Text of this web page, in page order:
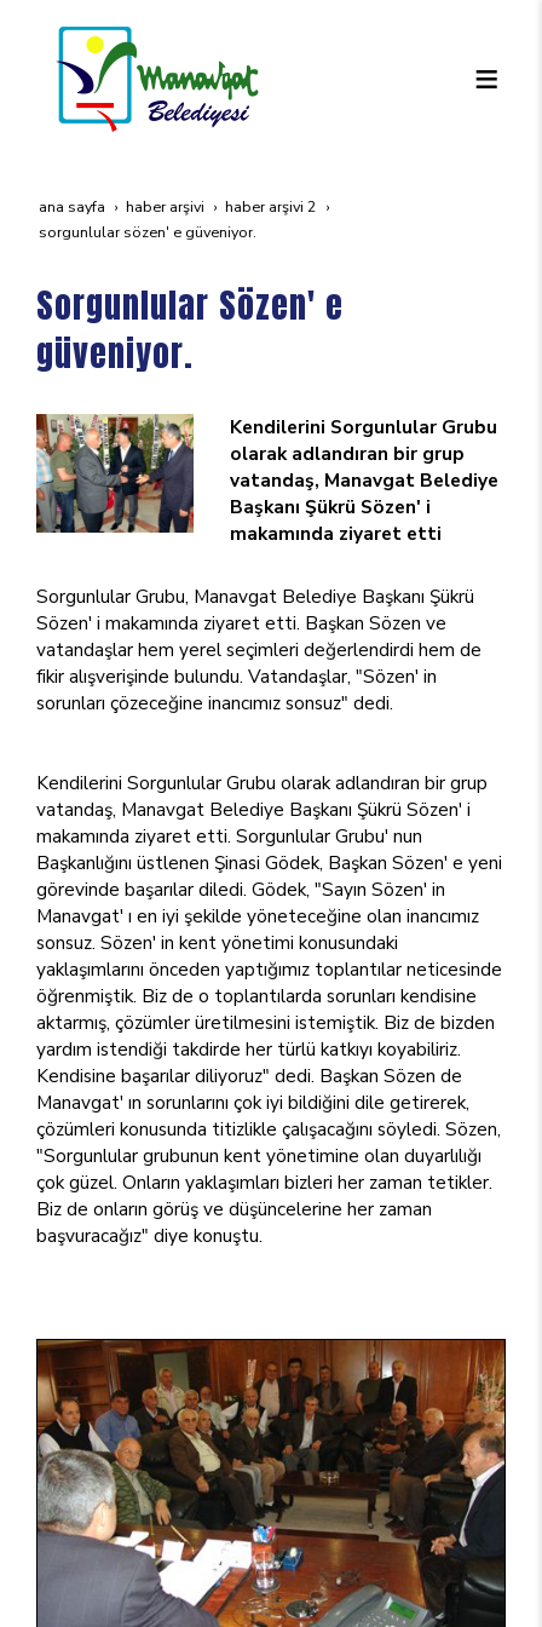
ana sayfa haber arşivi
haber arşivi 2
sorgunlular sözen' e güveniyor.
Sorgunlular Sözen' e
güveniyor.
Kendilerini Sorgunlular Grubu
olarak adlandıran bir grup
vatandaş, Manavgat Belediye
Başkanı Şükrü Sözen' i
makamında ziyaret etti
Sorgunlular Grubu, Manavgat Belediye Başkanı Şükrü
Sözen' i makamında ziyaret etti. Başkan Sözen ve
vatandaşlar hem yerel seçimleri değerlendirdi hem de
fikir alışverişinde bulundu. Vatandaşlar, "Sözen' in
sorunları çözeceğine inancımız sonsuz" dedi.
Kendilerini Sorgunlular Grubu olarak adlandıran bir grup
vatandaş, Manavgat Belediye Başkanı Şükrü Sözen' i
makamında ziyaret etti. Sorgunlular Grubu' nun
Başkanlığını üstlenen Şinasi Gödek, Başkan Sözen' e yeni
görevinde başarılar diledi. Gödek, "Sayın Sözen' in
Manavgat' ı en iyi şekilde yöneteceğine olan inancımız
sonsuz. Sözen' in kent yönetimi konusundaki
yaklaşımlarını önceden yaptığımız toplantılar neticesinde
öğrenmiştik. Biz de o toplantılarda sorunları kendisine
aktarmış, çözümler üretilmesini istemiştik. Biz de bizden
yardım istendiği takdirde her türlü katkıyı koyabiliriz.
Kendisine başarılar diliyoruz" dedi. Başkan Sözen de
Manavgat' ın sorunlarını çok iyi bildiğini dile getirerek,
çözümleri konusunda titizlikle çalışacağını söyledi. Sözen,
"Sorgunlular grubunun kent yönetimine olan duyarlılığı
çok güzel. Onların yaklaşımları bizleri her zaman tetikler.
Biz de onların görüş ve düşüncelerine her zaman
başvuracağız" diye konuştu.